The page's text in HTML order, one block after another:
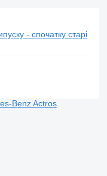
- спочатку старі